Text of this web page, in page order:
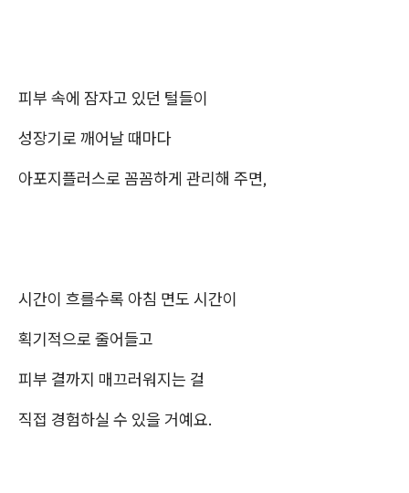
피부 속에 잠자고 있던 털들이
성장기로 깨어날 때마다
아포지플러스로 꼼꼼하게 관리해 주면,
시간이 흐를수록 아침 면도 시간이
획기적으로 줄어들고
피부 결까지 매끄러워지는 걸
직접 경험하실 수 있을 거예요.